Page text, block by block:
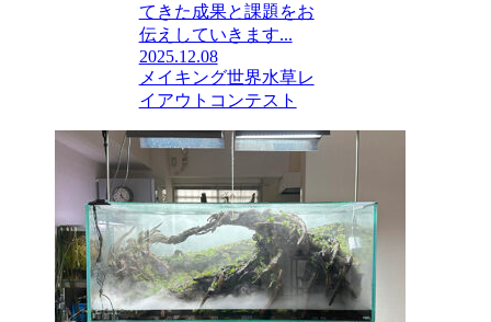
てきた成果と課題をお
伝えしていきます...
2025.12.08
メイキング世界水草レ
イアウトコンテスト